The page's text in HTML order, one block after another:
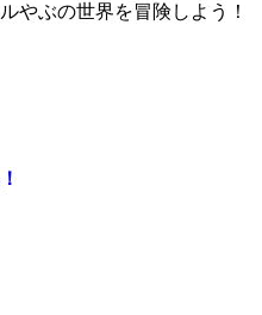
やぶの世界を冒険しよう！